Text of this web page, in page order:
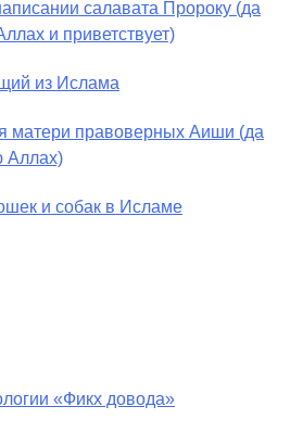
салавата Пророку (да
и приветствует)
из Ислама
матери правоверных Аиши (да
Аллах)
и собак в Исламе
«Фикх довода»